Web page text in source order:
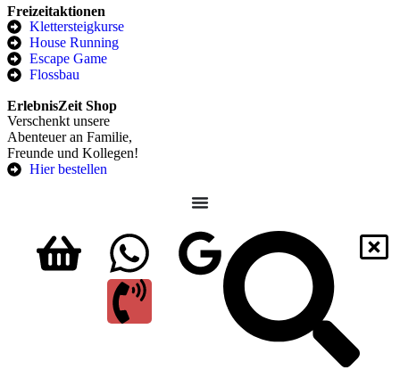
Freizeitaktionen
Klettersteigkurse
House Running
Escape Game
Flossbau
ErlebnisZeit Shop
Verschenkt unsere
Abenteuer an Familie,
Freunde und Kollegen!
Hier bestellen